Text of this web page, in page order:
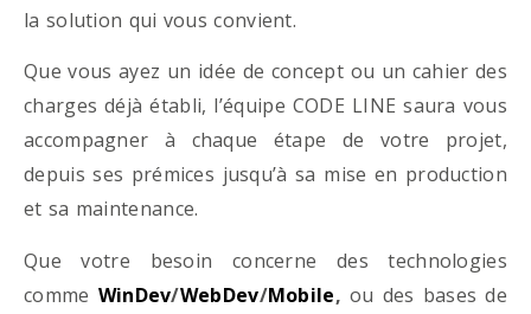
la solution qui vous convient.
Que vous ayez un idée de concept ou un cahier des
charges déjà établi, l’équipe CODE LINE saura vous
accompagner à chaque étape de votre projet,
depuis ses prémices jusqu’à sa mise en production
et sa maintenance.
Que votre besoin concerne des technologies
comme WinDev/WebDev/Mobile, ou des bases de